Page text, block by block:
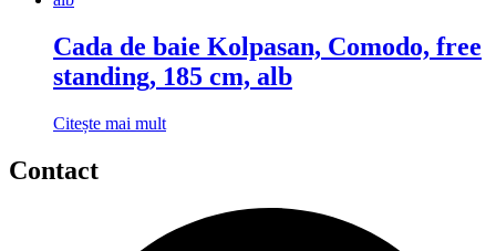
Cada de baie Kolpasan, Comodo, free
standing, 185 cm, alb
Citește mai mult
Contact